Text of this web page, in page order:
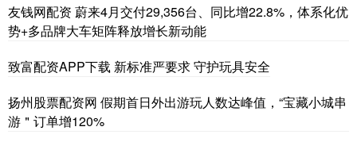
友钱网配资 蔚来4月交付29,356台、同比增22.8%，体系化优
势+多品牌大车矩阵释放增长新动能
致富配资APP下载 新标准严要求 守护玩具安全
扬州股票配资网 假期首日外出游玩人数达峰值，“宝藏小城串
游＂订单增120%